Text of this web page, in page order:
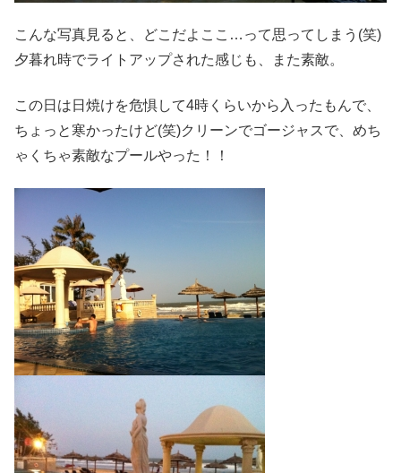
こんな写真見ると、どこだよここ…って思ってしまう(笑)
夕暮れ時でライトアップされた感じも、また素敵。
この日は日焼けを危惧して4時くらいから入ったもんで、
ちょっと寒かったけど(笑)クリーンでゴージャスで、めち
ゃくちゃ素敵なプールやった！！